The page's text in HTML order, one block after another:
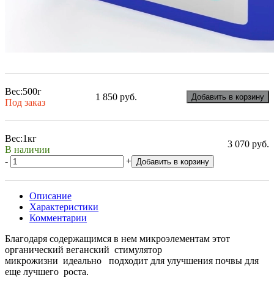
Вес:500г
Под заказ
1 850 руб. Добавить в корзину
Вес:1кг
В наличии
3 070 руб.
-
+ Добавить в корзину
Описание
Характеристики
Комментарии
Благодаря содержащимся в нем микроэлементам этот
органический веганский стимулятор
микрожизни идеально подходит для улучшения почвы для
еще лучшего роста.